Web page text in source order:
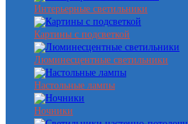
Интерьерные светильники
Картины с подсветкой
Люминесцентные светильники
Настольные лампы
Ночники